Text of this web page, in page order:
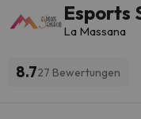
Esports
La Massana
8.727 Bewertungen